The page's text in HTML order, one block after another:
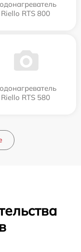
Riello RTS 800
Riello RTS 580